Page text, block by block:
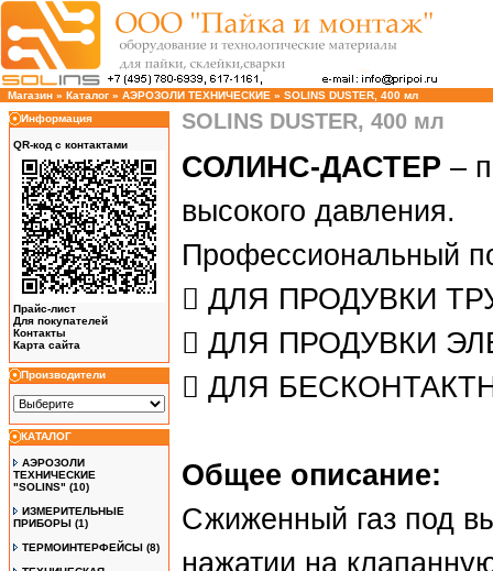
Магазин » Каталог » АЭРОЗОЛИ ТЕХНИЧЕСКИЕ » SOLINS DUSTER, 400 мл
Информация
QR-код с контактами
Прайс-лист
Для покупателей
Контакты
Карта сайта
Производители
КАТАЛОГ
АЭРОЗОЛИ
ТЕХНИЧЕСКИЕ
"SOLINS" (10)
ИЗМЕРИТЕЛЬНЫЕ
ПРИБОРЫ (1)
ТЕРМОИНТЕРФЕЙСЫ (8)
SOLINS DUSTER, 400 мл
СОЛИНС-ДАСТЕР –
высокого давления.
Профессиональный
 ДЛЯ ПРОДУВКИ
 ДЛЯ ПРОДУВКИ
 ДЛЯ
Общее описание:
Сжиженный газ под
нажатии на